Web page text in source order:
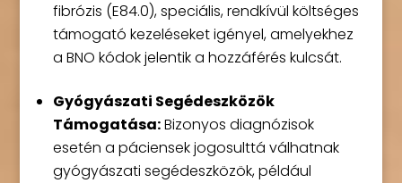
fibrózis (E84.0), speciális, rendkívül költséges
támogató kezeléseket igényel, amelyekhez
a BNO kódok jelentik a hozzáférés kulcsát.
Gyógyászati Segédeszközök
Támogatása:Bizonyos diagnózisok
esetén a páciensek jogosulttá válhatnak
gyógyászati segédeszközök, például